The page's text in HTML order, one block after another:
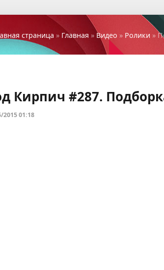
страница » Главная » Видео » Ролики »
Кирпич #287.
2015 01:18